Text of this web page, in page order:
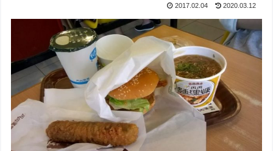
2017.02.04 2020.03.12